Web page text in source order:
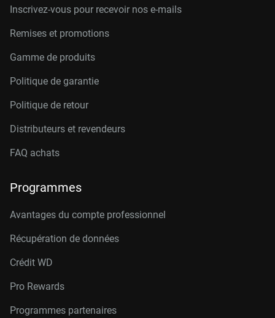
Inscrivez-vous pour recevoir nos e-mails
Remises et promotions
Gamme de produits
Politique de garantie
Politique de retour
Distributeurs et revendeurs
FAQ achats
Programmes
Avantages du compte professionnel
Récupération de données
Crédit WD
Pro Rewards
Programmes partenaires